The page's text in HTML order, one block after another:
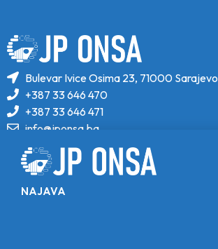
Bulevar Ivice Osima 23, 71000 Sarajevo
+387 33 646 470
+387 33 646 471
info@jponsa.ba
©Copyright 2024. All Rights Reserved.
Design, Development & Maintenance By
NAJAVA